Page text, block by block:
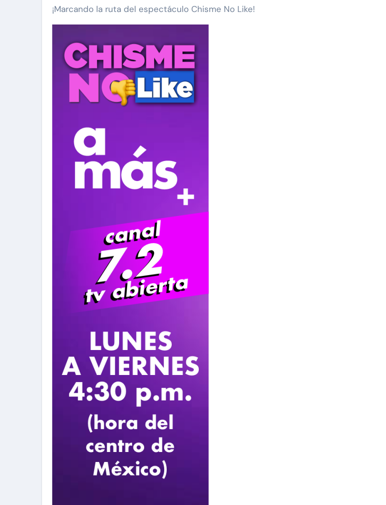
¡Marcando la ruta del espectáculo Chisme No Like!